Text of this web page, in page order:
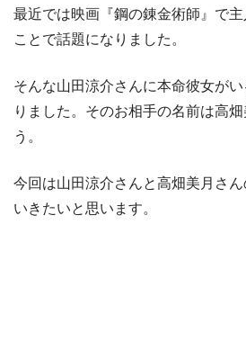
最近では映画『鋼の錬金術師』で
ことで話題になりました。
そんな山田涼介さんに本命彼女が
りました。そのお相手の名前は高
う。
今回は山田涼介さんと高畑美月さ
いきたいと思います。